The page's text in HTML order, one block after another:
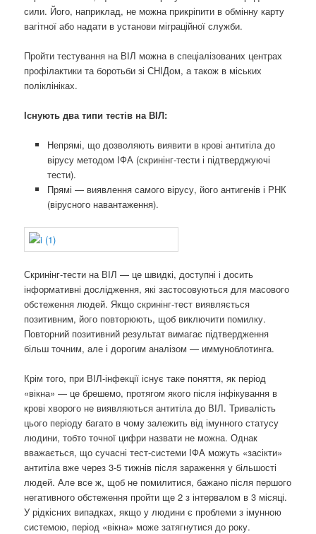
сили. Його, наприклад, не можна прикріпити в обмінну карту
вагітної або надати в установи міграційної служби.
Пройти тестування на ВІЛ можна в спеціалізованих центрах
профілактики та боротьби зі СНІДом, а також в міських
поліклініках.
Існують два типи тестів на ВІЛ:
Непрямі, що дозволяють виявити в крові антитіла до
вірусу методом ІФА (скринінг-тести і підтверджуючі
тести).
Прямі — виявлення самого вірусу, його антигенів і РНК
(вірусного навантаження).
Скринінг-тести на ВІЛ — це швидкі, доступні і досить
інформативні дослідження, які застосовуються для масового
обстеження людей. Якщо скринінг-тест виявляється
позитивним, його повторюють, щоб виключити помилку.
Повторний позитивний результат вимагає підтвердження
більш точним, але і дорогим аналізом — иммуноблотинга.
Крім того, при ВІЛ-інфекції існує таке поняття, як період
«вікна» — це брешемо, протягом якого після інфікування в
крові хворого не виявляються антитіла до ВІЛ. Тривалість
цього періоду багато в чому залежить від імунного статусу
людини, тобто точної цифри назвати не можна. Однак
вважається, що сучасні тест-системи ІФА можуть «засікти»
антитіла вже через 3-5 тижнів після зараження у більшості
людей. Але все ж, щоб не помилитися, бажано після першого
негативного обстеження пройти ще 2 з інтервалом в 3 місяці.
У рідкісних випадках, якщо у людини є проблеми з імунною
системою, період «вікна» може затягнутися до року.